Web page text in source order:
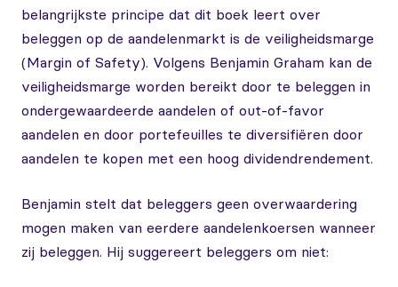
belangrijkste principe dat dit boek leert over
beleggen op de aandelenmarkt is de veiligheidsmarge
(Margin of Safety). Volgens Benjamin Graham kan de
veiligheidsmarge worden bereikt door te beleggen in
ondergewaardeerde aandelen of out-of-favor
aandelen en door portefeuilles te diversifiëren door
aandelen te kopen met een hoog dividendrendement.
Benjamin stelt dat beleggers geen overwaardering
mogen maken van eerdere aandelenkoersen wanneer
zij beleggen. Hij suggereert beleggers om niet: